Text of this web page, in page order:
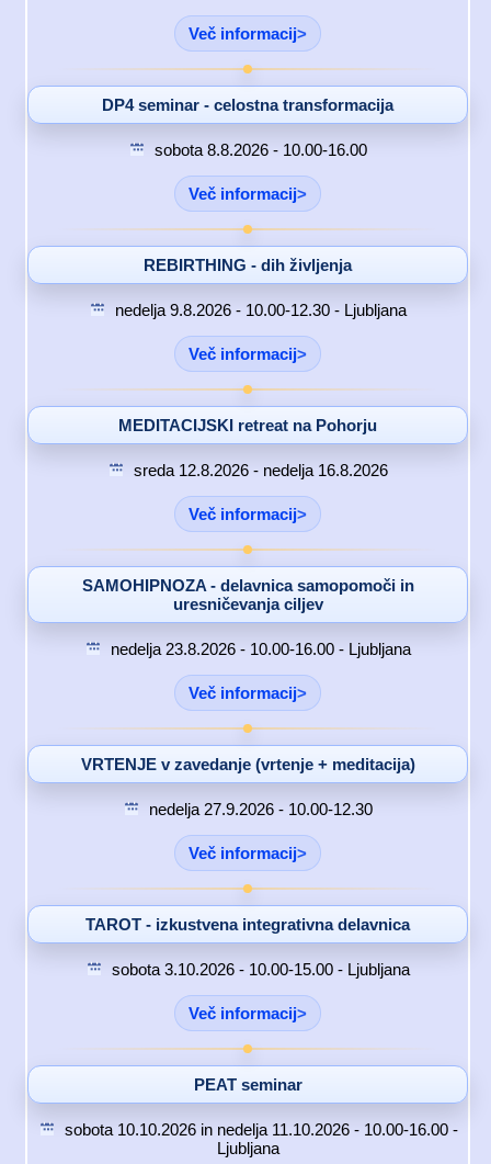
Več informacij
DP4 seminar - celostna transformacija
sobota 8.8.2026 - 10.00-16.00
Več informacij
REBIRTHING - dih življenja
nedelja 9.8.2026 - 10.00-12.30 - Ljubljana
Več informacij
MEDITACIJSKI retreat na Pohorju
sreda 12.8.2026 - nedelja 16.8.2026
Več informacij
SAMOHIPNOZA - delavnica samopomoči in
uresničevanja ciljev
nedelja 23.8.2026 - 10.00-16.00 - Ljubljana
Več informacij
VRTENJE v zavedanje (vrtenje + meditacija)
nedelja 27.9.2026 - 10.00-12.30
Več informacij
TAROT - izkustvena integrativna delavnica
sobota 3.10.2026 - 10.00-15.00 - Ljubljana
Več informacij
PEAT seminar
sobota 10.10.2026 in nedelja 11.10.2026 - 10.00-16.00 -
Ljubljana